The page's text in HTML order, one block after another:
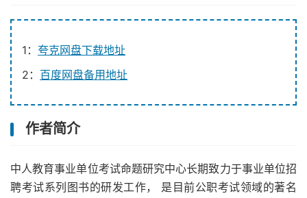
1： 夸克网盘下载地址
2： 百度网盘备用地址
作者简介
中人教育事业单位考试命题研究中心长期致力于事业单位招
聘考试系列图书的研发工作， 是目前公职考试领域的著名